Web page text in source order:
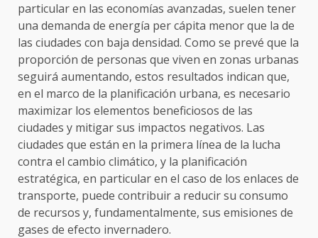
particular en las economías avanzadas, suelen tener
una demanda de energía per cápita menor que la de
las ciudades con baja densidad. Como se prevé que la
proporción de personas que viven en zonas urbanas
seguirá aumentando, estos resultados indican que,
en el marco de la planificación urbana, es necesario
maximizar los elementos beneficiosos de las
ciudades y mitigar sus impactos negativos. Las
ciudades que están en la primera línea de la lucha
contra el cambio climático, y la planificación
estratégica, en particular en el caso de los enlaces de
transporte, puede contribuir a reducir su consumo
de recursos y, fundamentalmente, sus emisiones de
gases de efecto invernadero.